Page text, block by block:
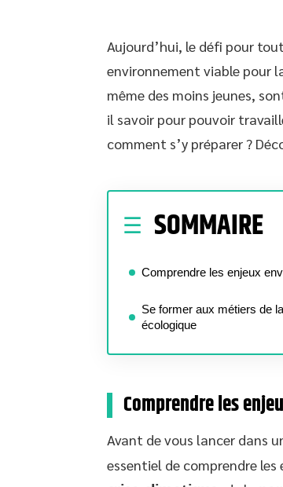
Aujourd’hui, le défi pour
environnement viable pour
même des moins jeunes,
il savoir pour pouvoir
comment s’y préparer ?
SOMMAIRE
Comprendre les enjeux
Se former aux métiers de
écologique
Comprendre les
Avant de vous lancer dans
essentiel de comprendre